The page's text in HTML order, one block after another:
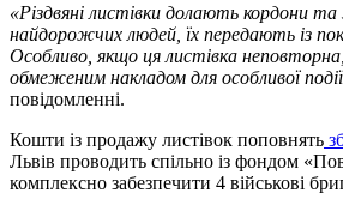
«Різдвяні листівки долають кордони та
найдорожчих людей, їх передають із
Особливо, якщо ця листівка
обмеженим накладом для особливої
повідомленні.
Кошти із продажу листівок поповнять
Львів проводить спільно із фондом
комплексно забезпечити 4 військові